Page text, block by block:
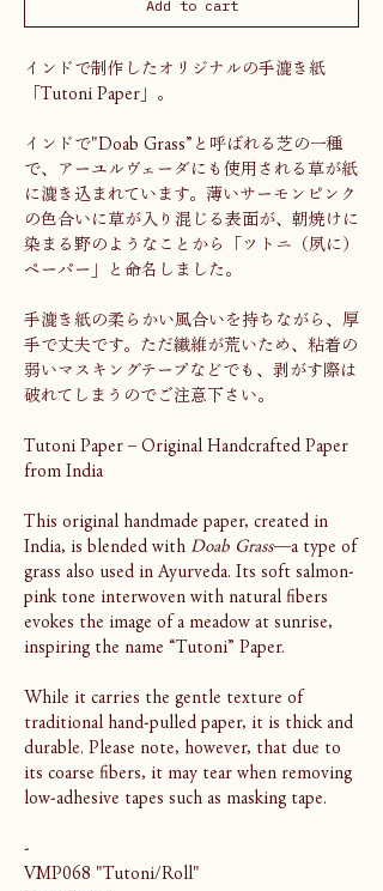
Add to cart
インドで制作したオリジナルの手漉き紙
「Tutoni Paper」。
インドで"Doab Grass”と呼ばれる芝の一種
で、アーユルヴェーダにも使用される草が紙
に漉き込まれています。薄いサーモンピンク
の色合いに草が入り混じる表面が、朝焼けに
染まる野のようなことから「ツトニ（夙に）
ペーパー」と命名しました。
手漉き紙の柔らかい風合いを持ちながら、厚
手で丈夫です。ただ繊維が荒いため、粘着の
弱いマスキングテープなどでも、剥がす際は
破れてしまうのでご注意下さい。
Tutoni Paper – Original Handcrafted Paper
from India
This original handmade paper, created in
India, is blended with Doab Grass—a type of
grass also used in Ayurveda. Its soft salmon-
pink tone interwoven with natural fibers
evokes the image of a meadow at sunrise,
inspiring the name “Tutoni” Paper.
While it carries the gentle texture of
traditional hand-pulled paper, it is thick and
durable. Please note, however, that due to
its coarse fibers, it may tear when removing
low-adhesive tapes such as masking tape.
-
VMP068 "Tutoni/Roll"